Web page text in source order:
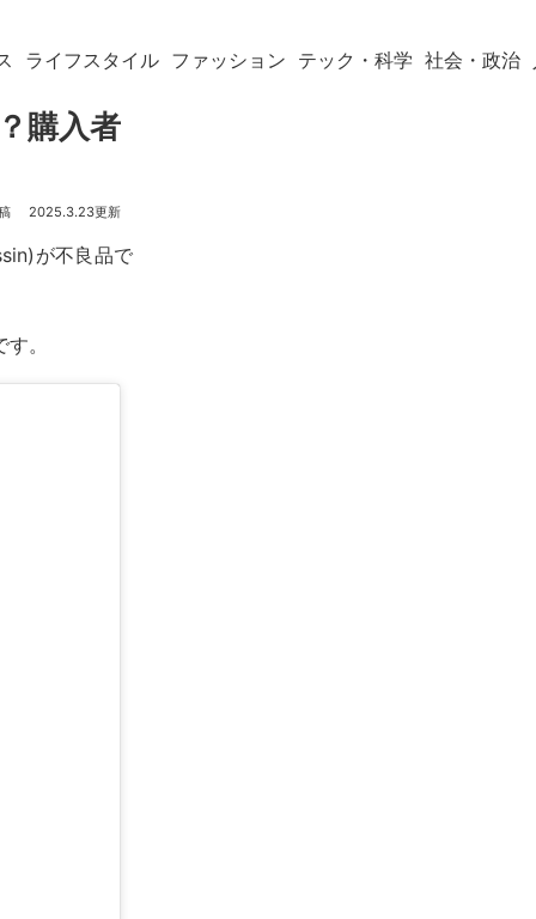
ライフスタイル ファッション テック・科学 社会・政治
購入者
2025.3.23
が不良品で
。